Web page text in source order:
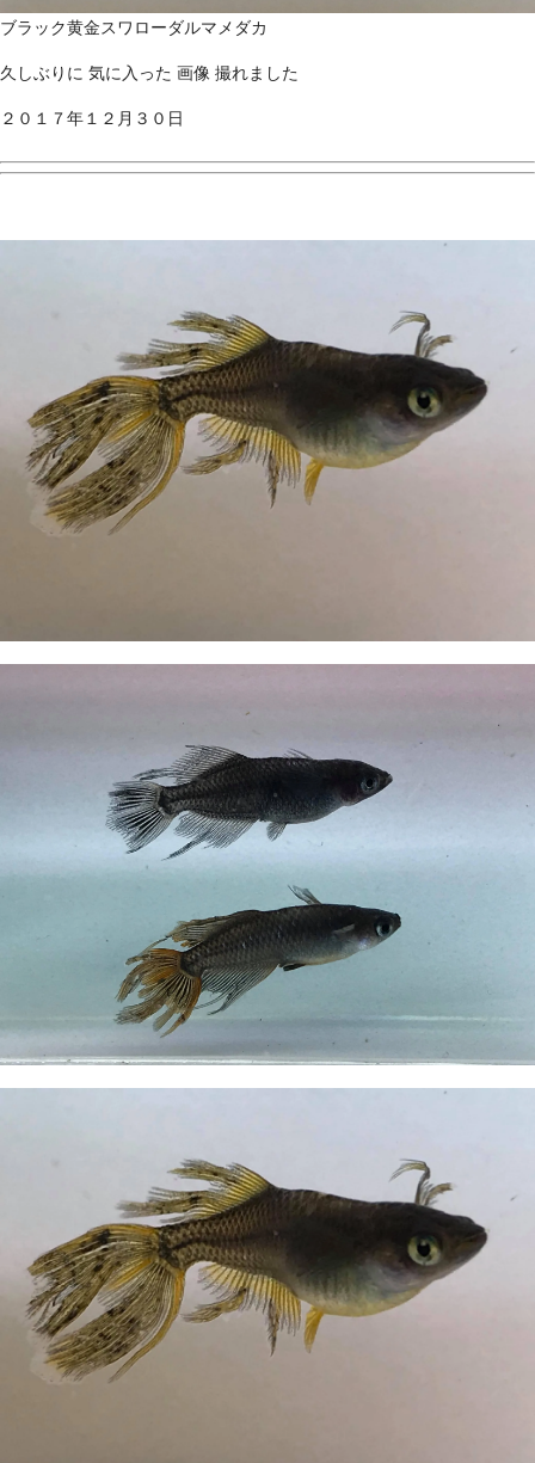
ブラック黄金スワローダルマメダカ
久しぶりに 気に入った 画像 撮れました
２０１７年１２月３０日